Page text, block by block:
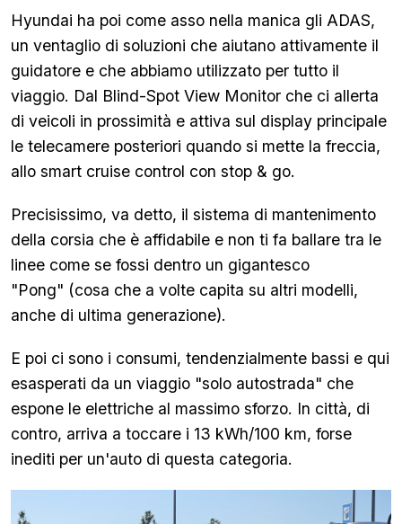
Hyundai ha poi come asso nella manica gli ADAS,
un ventaglio di soluzioni che aiutano attivamente il
guidatore e che abbiamo utilizzato per tutto il
viaggio. Dal Blind-Spot View Monitor che ci allerta
di veicoli in prossimità e attiva sul display principale
le telecamere posteriori quando si mette la freccia,
allo smart cruise control con stop & go.
Precisissimo, va detto, il sistema di mantenimento
della corsia che è affidabile e non ti fa ballare tra le
linee come se fossi dentro un gigantesco
"Pong" (cosa che a volte capita su altri modelli,
anche di ultima generazione).
E poi ci sono i consumi, tendenzialmente bassi e qui
esasperati da un viaggio "solo autostrada" che
espone le elettriche al massimo sforzo. In città, di
contro, arriva a toccare i 13 kWh/100 km, forse
inediti per un'auto di questa categoria.